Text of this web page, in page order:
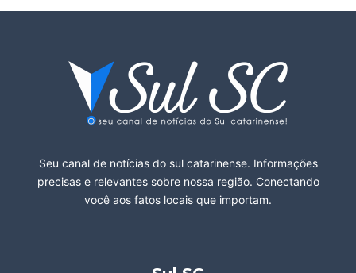
Seu canal de notícias do sul catarinense. Informações
precisas e relevantes sobre nossa região. Conectando
você aos fatos locais que importam.